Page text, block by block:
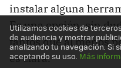
instalar alguna
Es una opción, sin
tantos que al menos
es clara.
Utilizamos cookies de
de audiencia y mostrar
analizando tu navegación. Si
aceptando su uso. Más